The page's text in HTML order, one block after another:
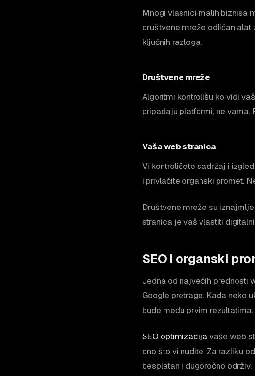
Mnogi vlasnici malih biznisa
društvene mreže odličan alat
ključnih razloga.
Društvene mreže
Algoritmi kontrolišu ko vidi
pripadaju platformi, ne vama.
Vaša web stranica
Vi kontrolišete sadržaj i
i privlačite organski promet.
Društvene mreže su
stranica je vaš vlastiti
SEO i organski
Jedna od najvećih prednosti
Google pretrage. Kada neko
bude među prvim rezultatima.
SEO optimizacijavaše web
ono što vi nudite. Za razliku
besplatan i dugoročno održiv.